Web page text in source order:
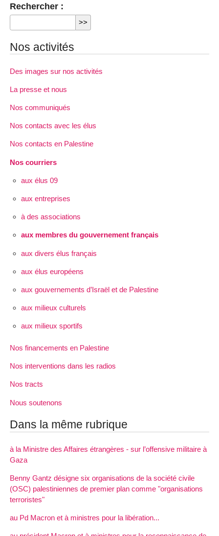
Rechercher :
Nos activités
Des images sur nos activités
La presse et nous
Nos communiqués
Nos contacts avec les élus
Nos contacts en Palestine
Nos courriers
aux élus 09
aux entreprises
à des associations
aux membres du gouvernement français
aux divers élus français
aux élus européens
aux gouvernements d’Israël et de Palestine
aux milieux culturels
aux milieux sportifs
Nos financements en Palestine
Nos interventions dans les radios
Nos tracts
Nous soutenons
Dans la même rubrique
à la Ministre des Affaires étrangères - sur l’offensive militaire à
Gaza
Benny Gantz désigne six organisations de la société civile
(OSC) palestiniennes de premier plan comme "organisations
terroristes"
au Pd Macron et à ministres pour la libération...